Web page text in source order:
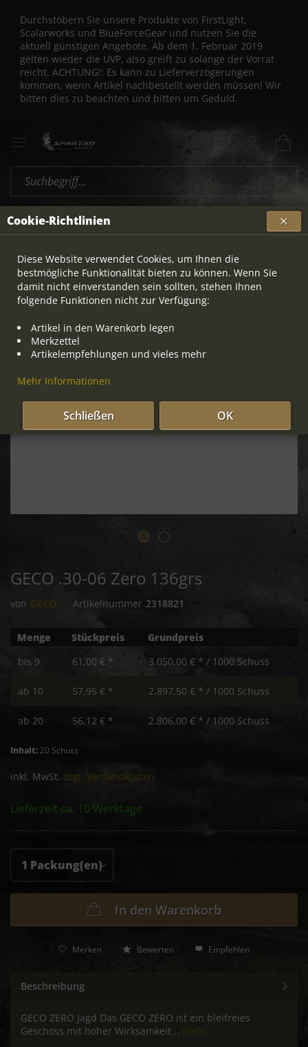
Durchstöbern Sie unsere Produkte von FirstLight,
Scalarworks und BlueForceGear und nutzen Sie die
aktuell günstigen Angebote. Ab dem 1. Februar 2019
gelten wieder die UVP, also greift zu solange der Vorrat
reicht. ACHTUNG!: Es kann zu Lieferverzögerungen
kommen, wenn Artikel nachbestellt werden müssen! Wir
bitten dies zu beachten und bitten um Geduld.
GECO .30-06 Zero 136grs
von GECO Artikelnummer 2318821
Menge Stückpreis
Grundpreis
bis 9 61,00 € * 3.050,00 € * / 1000 Schuss
ab 10 57,95 € * 2.897,50 € * / 1000 Schuss
ab 20 56,12 € * 2.806,00 € * / 1000 Schuss
Inhalt:20 Schuss
inkl. MwSt. zzgl. Versandkosten
Lieferzeit ca. 10 Werktage
In den Warenkorb
Merken Bewerten Empfehlen
Beschreibung
GECO ZERO Jagd Das GECO ZERO ist ein bleifreies
Geschoss mit hoher Wirksamkeit... mehr
Cookie-Richtlinien
Diese Website verwendet Cookies, um Ihnen die
bestmögliche Funktionalität bieten zu können. Wenn Sie
damit nicht einverstanden sein sollten, stehen Ihnen
folgende Funktionen nicht zur Verfügung:
Artikel in den Warenkorb legen
Merkzettel
Artikelempfehlungen und vieles mehr
Mehr Informationen
OK
Schließen